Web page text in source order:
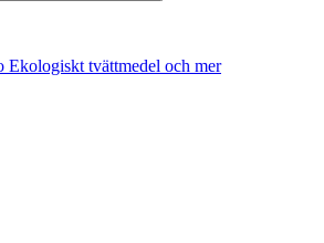
Ekologiskt tvättmedel och mer